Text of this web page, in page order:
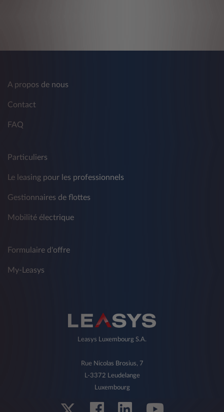
A propos de nous
Contact
FAQ
Particuliers
Le leasing pour les professionnels
Gestionnaires de flottes
Mobilité électrique
Formulaire d'offre
My-Leasys
Leasys Luxembourg S.A.
Rue Nicolas Brosius, 7
L-3372 Leudelange
Luxembourg